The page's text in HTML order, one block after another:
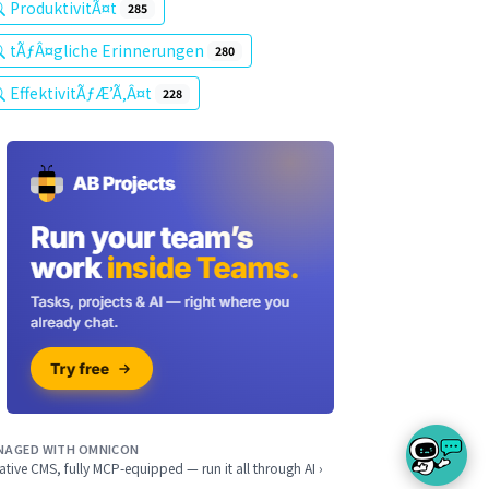
ProduktivitÃ¤t 285
tÃƒÂ¤gliche Erinnerungen 280
EffektivitÃƒÆ’Ã‚Â¤t 228
WITH OMNICON
CMS, fully MCP-equipped — run it all through AI ›